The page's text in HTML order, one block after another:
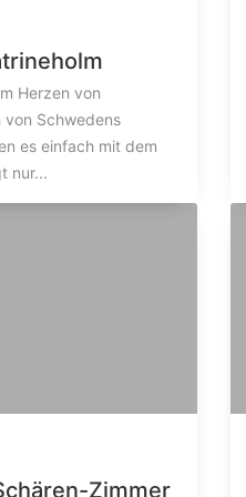
Herzen von
von Schwedens
es einfach mit dem
nur...
Zimmer